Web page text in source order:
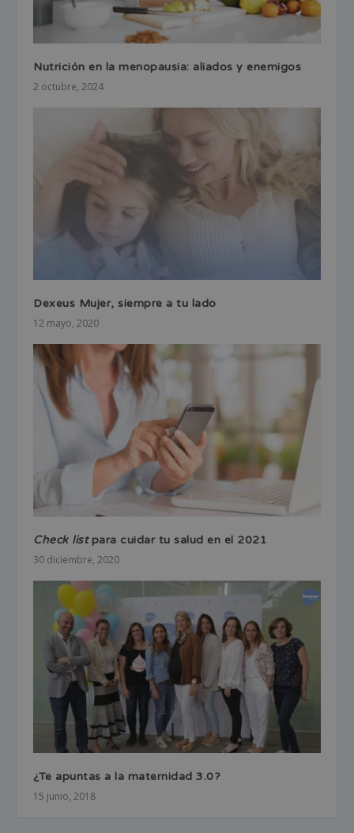
Nutrición en la menopausia: aliados y enemigos
2 octubre, 2024
Dexeus Mujer, siempre a tu lado
12 mayo, 2020
Check listpara cuidar tu salud en el 2021
30 diciembre, 2020
¿Te apuntas a la maternidad 3.0?
15 junio, 2018